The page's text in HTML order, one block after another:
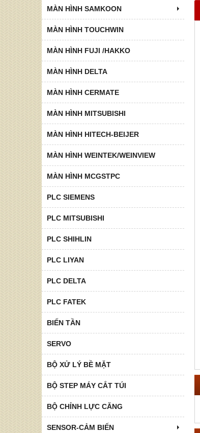
MÀN HÌNH SAMKOON
MÀN HÌNH TOUCHWIN
MÀN HÌNH FUJI /HAKKO
MÀN HÌNH DELTA
MÀN HÌNH CERMATE
MÀN HÌNH MITSUBISHI
MÀN HÌNH HITECH-BEIJER
MÀN HÌNH WEINTEK/WEINVIEW
MÀN HÌNH MCGSTPC
PLC SIEMENS
PLC MITSUBISHI
PLC SHIHLIN
PLC LIYAN
PLC DELTA
PLC FATEK
BIẾN TẦN
SERVO
BỘ XỬ LÝ BỀ MẶT
BỘ STEP MÁY CẮT TÚI
BỘ CHỈNH LỰC CĂNG
SENSOR-CẢM BIẾN